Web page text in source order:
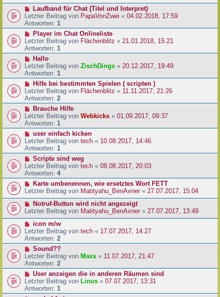
Laufband für Chat (Titel und Interpret)
Letzter Beitrag von PapaVonZwei « 04.02.2018, 17:59
Antworten: 1
Player im Chat Onlineliste
Letzter Beitrag von Flächenblitz « 21.01.2018, 15:21
Antworten: 1
Hallo
Letzter Beitrag von ZischDings « 20.12.2017, 19:49
Antworten: 1
Hilfe bei bestimmten Spielen ( scripten )
Letzter Beitrag von Flächenblitz « 11.11.2017, 21:26
Antworten: 2
Brauche Hilfe
Letzter Beitrag von Webkicks « 01.09.2017, 09:37
Antworten: 1
user einfach kicken
Letzter Beitrag von tech « 10.08.2017, 14:46
Antworten: 1
Scripte sind weg
Letzter Beitrag von tech « 08.08.2017, 20:03
Antworten: 4
Karte umbenennen, wie ersetztes Wort FETT
Letzter Beitrag von Matityahu_BenAvner« 27.07.2017, 15:04
Notruf-Button wird nicht angezeigt
Letzter Beitrag von Matityahu_BenAvner « 27.07.2017, 13:49
icon m/w
Letzter Beitrag von tech « 17.07.2017, 14:27
Antworten: 2
Sound??
Letzter Beitrag von Maxs « 11.07.2017, 21:47
Antworten: 2
User anzeigen die in anderen Räumen sind
Letzter Beitrag von Linus « 07.07.2017, 13:31
Antworten: 1